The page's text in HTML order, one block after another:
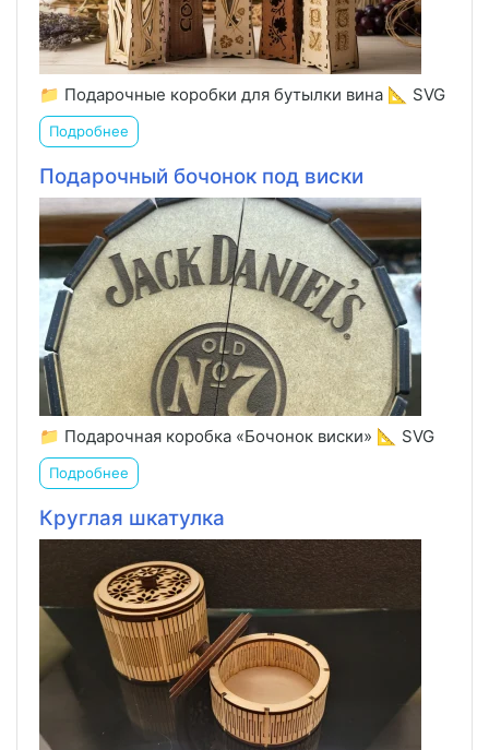
📁 Подарочные коробки для бутылки вина 📐 SVG
Подробнее
Подарочный бочонок под виски
📁 Подарочная коробка «Бочонок виски» 📐 SVG
Подробнее
Круглая шкатулка